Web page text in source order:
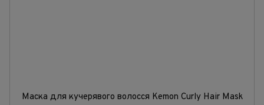
Маска для кучерявого волосся Kemon Curly Hair Mask